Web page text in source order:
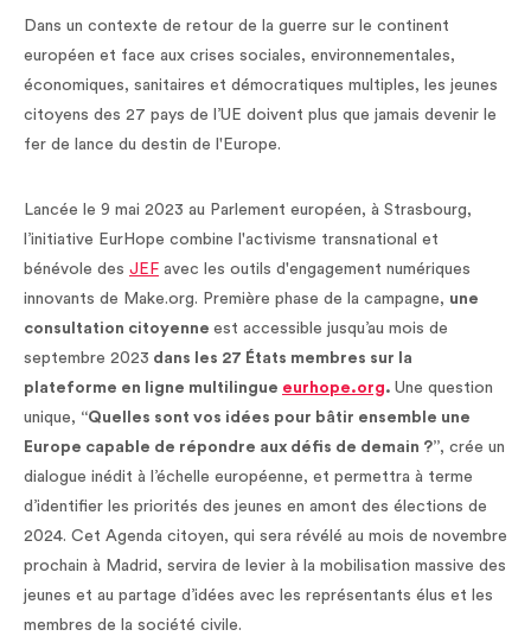
Dans un contexte de retour de la guerre sur le continent
européen et face aux crises sociales, environnementales,
économiques, sanitaires et démocratiques multiples, les jeunes
citoyens des 27 pays de l’UE doivent plus que jamais devenir le
fer de lance du destin de l'Europe.
Lancée le 9 mai 2023 au Parlement européen, à Strasbourg,
l’initiative EurHope combine l'activisme transnational et
bénévole des JEF avec les outils d'engagement numériques
innovants de Make.org. Première phase de la campagne, une
consultation citoyenne est accessible jusqu’au mois de
septembre 2023 dans les 27 États membres sur la
plateforme en ligne multilingue eurhope.org. Une question
unique, “Quelles sont vos idées pour bâtir ensemble une
Europe capable de répondre aux défis de demain ?”, crée un
dialogue inédit à l’échelle européenne, et permettra à terme
d’identifier les priorités des jeunes en amont des élections de
2024. Cet Agenda citoyen, qui sera révélé au mois de novembre
prochain à Madrid, servira de levier à la mobilisation massive des
jeunes et au partage d’idées avec les représentants élus et les
membres de la société civile.